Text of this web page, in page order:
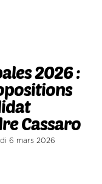
2026 :
Cassaro
6 mars 2026